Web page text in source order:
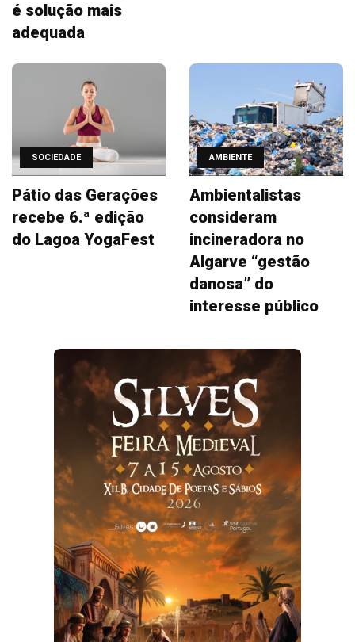
é solução mais
adequada
SOCIEDADE
Pátio das Gerações
recebe 6.ª edição
do Lagoa YogaFest
AMBIENTE
Ambientalistas
consideram
incineradora no
Algarve “gestão
danosa” do
interesse público